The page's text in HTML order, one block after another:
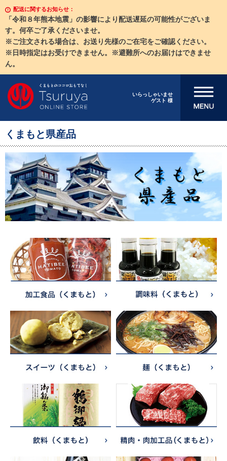
配送に関するお知らせ：
「令和８年熊本地震」の影響により配送遅延の可能性がございま
す。何卒ご了承くださいませ。
※ご注文される場合は、お送り先様のご在宅をご確認ください。
※日時指定はお受けできません。※避難所へのお届けはできませ
ん。
いらっしゃいませ
ゲスト 様
メニューを開
くまもと県産品